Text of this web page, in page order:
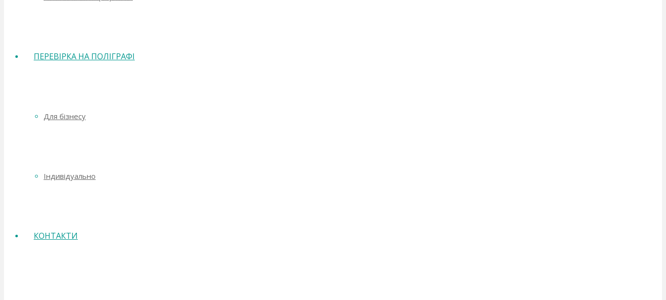
ПЕРЕВІРКА НА ПОЛІГРАФІ
Для бізнесу
Індивідуально
КОНТАКТИ